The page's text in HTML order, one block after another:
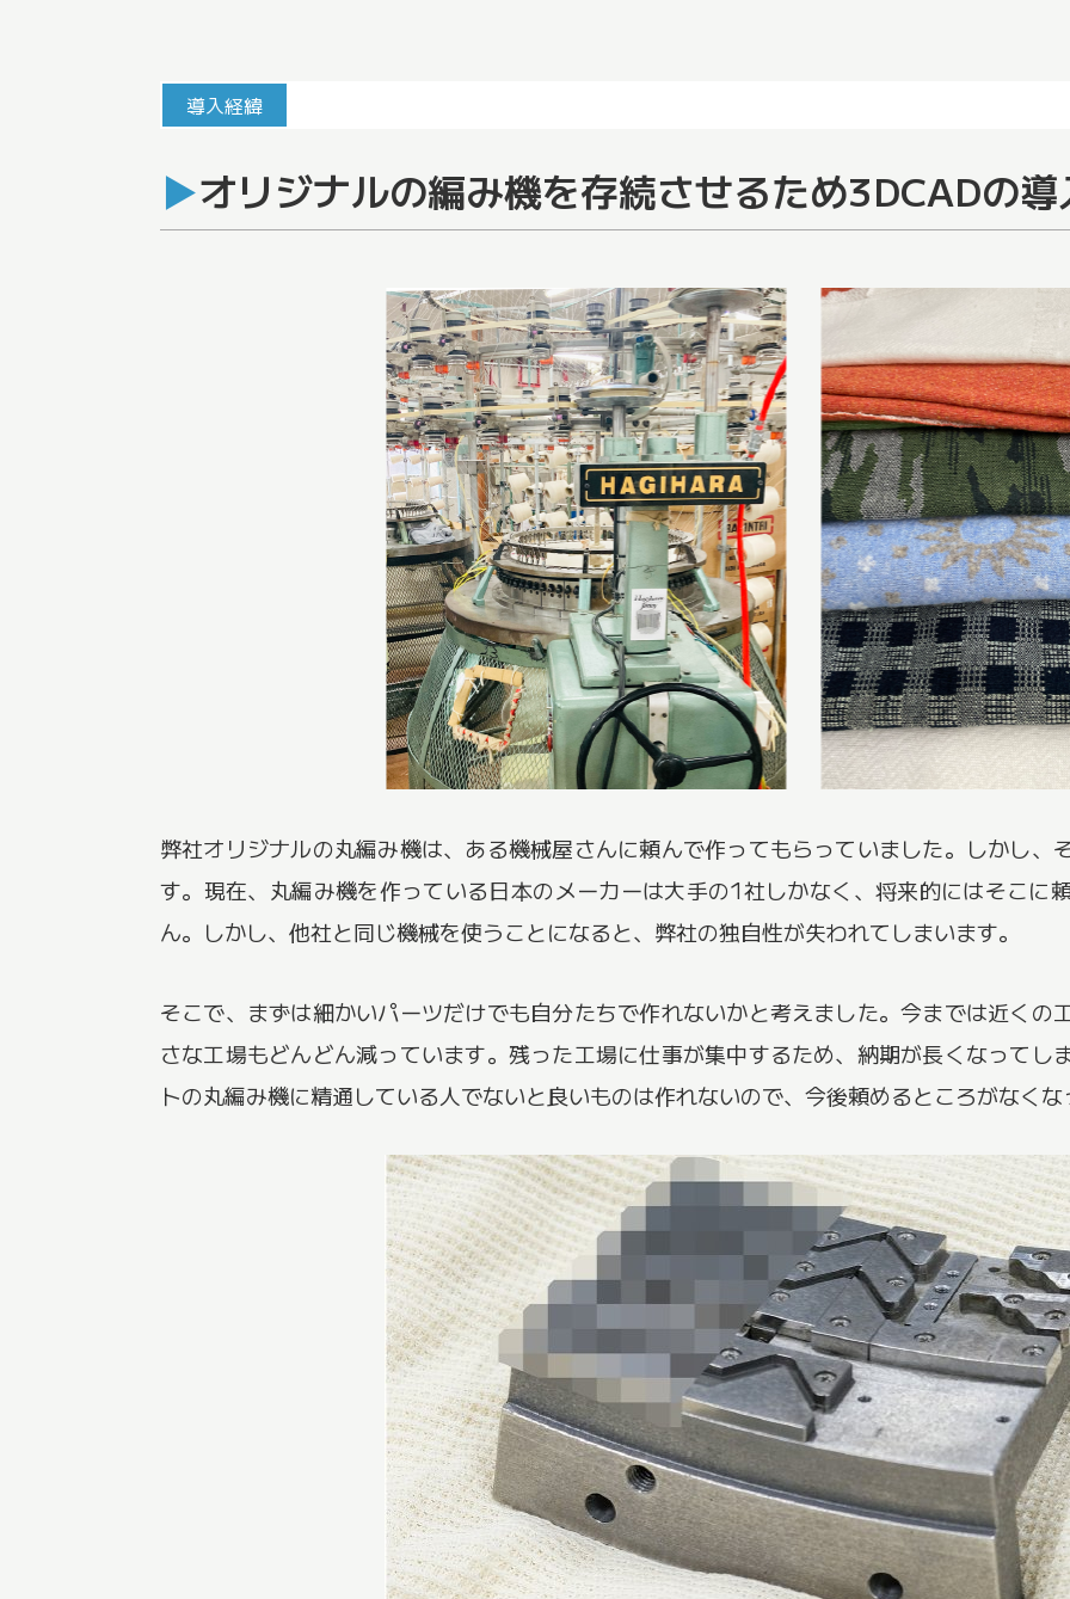
導入経緯
オリジナルの編み機を存続させるため3DCADの
弊社オリジナルの丸編み機は、ある機械屋さんに頼んで作ってもらっていました。しかし、
す。現在、丸編み機を作っている日本のメーカーは大手の1社しかなく、将来的にはそこに
ん。しかし、他社と同じ機械を使うことになると、弊社の独自性が失われてしまいます。
そこで、まずは細かいパーツだけでも自分たちで作れないかと考えました。今までは近くの
さな工場もどんどん減っています。残った工場に仕事が集中するため、納期が長くなってし
トの丸編み機に精通している人でないと良いものは作れないので、今後頼めるところがなく